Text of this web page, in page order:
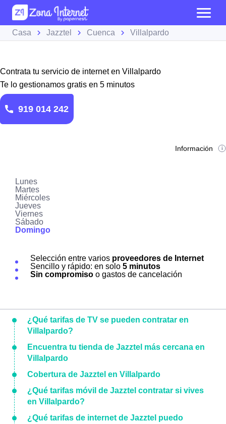
Casa Jazztel Cuenca Villalpardo
Contrata tu servicio de internet en Villalpardo
Te lo gestionamos gratis en 5 minutos
919 014 242
Información
Lunes
Martes
Miércoles
Jueves
Viernes
Sábado
Domingo
Selección entre varios proveedores de Internet
Sencillo y rápido: en solo 5 minutos
Sin compromiso o gastos de cancelación
¿Qué tarifas de TV se pueden contratar en
Villalpardo?
Encuentra tu tienda de Jazztel más cercana en
Villalpardo
Cobertura de Jazztel en Villalpardo
¿Qué tarifas móvil de Jazztel contratar si vives
en Villalpardo?
¿Qué tarifas de internet de Jazztel puedo